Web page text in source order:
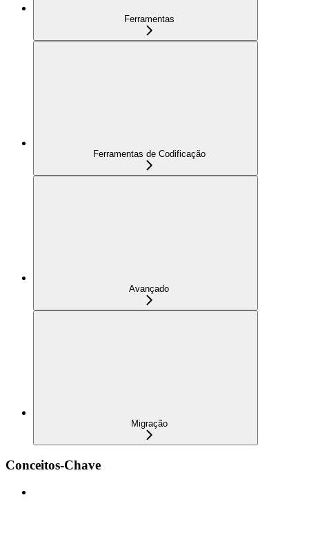
Ferramentas
Ferramentas de Codificação
Avançado
Migração
Conceitos-Chave